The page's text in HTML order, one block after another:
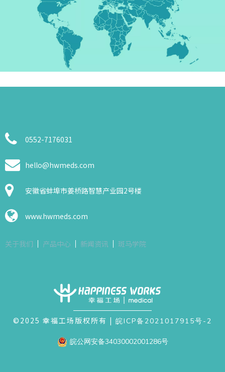
0552-7176031
hello@hwmeds.com​​​​​​​
安徽省蚌埠市姜桥路智慧产业园2号楼​​​​​​​
www.hwmeds.com
关于我们 产品中心 新闻资讯 斑马学院
©2025 幸福工场版权所有 | 皖ICP备2021017915号-2
皖公网安备34030002001286号